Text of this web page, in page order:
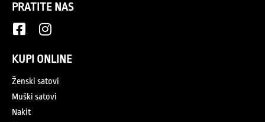
PRATITE NAS
KUPI ONLINE
Ženski satovi
Muški satovi
Nakit